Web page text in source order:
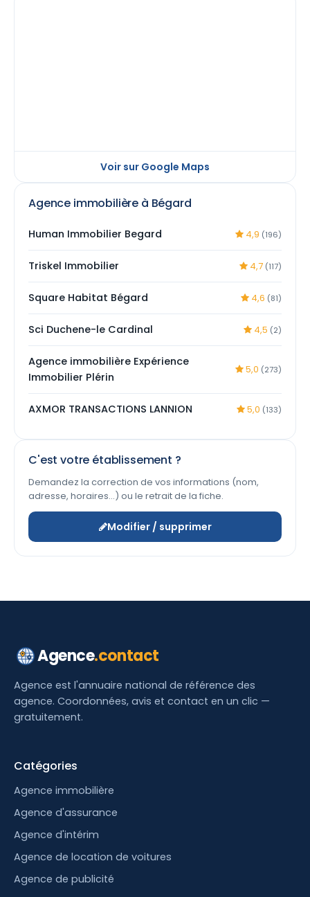
Voir sur Google Maps
Agence immobilière à Bégard
Human Immobilier Begard 4,9 (196)
Triskel Immobilier 4,7 (117)
Square Habitat Bégard 4,6 (81)
Sci Duchene-le Cardinal 4,5 (2)
Agence immobilière Expérience
Immobilier Plérin
5,0 (273)
AXMOR TRANSACTIONS LANNION 5,0 (133)
C'est votre établissement ?
Demandez la correction de vos informations (nom,
adresse, horaires…) ou le retrait de la fiche.
Modifier / supprimer
Agence.contact
Agence est l'annuaire national de référence des
agence. Coordonnées, avis et contact en un clic —
gratuitement.
Catégories
Agence immobilière
Agence d'assurance
Agence d'intérim
Agence de location de voitures
Agence de publicité